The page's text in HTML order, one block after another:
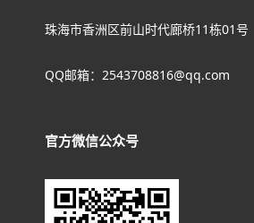
珠海市香洲区前山时代廊桥11栋01号
QQ邮箱：2543708816@qq.com
官方微信公众号